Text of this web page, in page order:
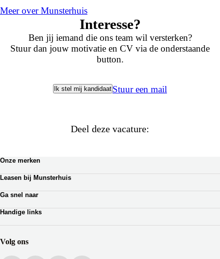
Meer over Munsterhuis
Interesse?
Ben jij iemand die ons team wil versterken?
Stuur dan jouw motivatie en CV via de onderstaande
button.
Ik stel mij kandidaat Stuur een mail
Deel deze vacature:
Onze merken
Dacia
Ferrari
Leasen bij Munsterhuis
Private lease
Shortlease
Ga snel naar
Webshop auto onderdelen
Handige links
Bedrijfsbrochure
Volg ons